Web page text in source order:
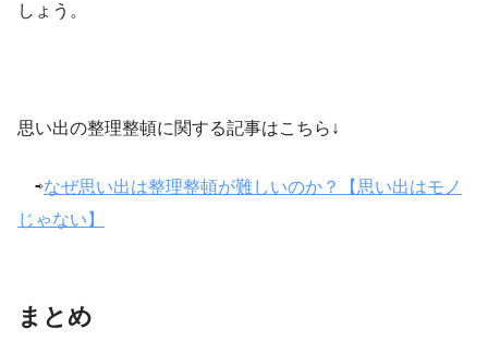
しょう。
思い出の整理整頓に関する記事はこちら↓
⇨なぜ思い出は整理整頓が難しいのか？【思い出はモノ
じゃない】
まとめ